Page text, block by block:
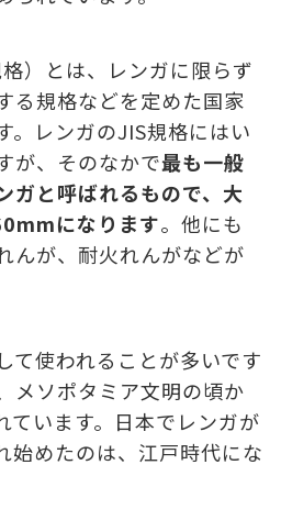
）とは、レンガに限らず
る規格などを定めた国家
。レンガのJIS規格にはい
が、そのなかで最も一般
ガと呼ばれるもので、大
になります。他にも
んが、耐火れんがなどが
て使われることが多いです
メソポタミア文明の頃か
ています。日本でレンガが
始めたのは、江戸時代にな